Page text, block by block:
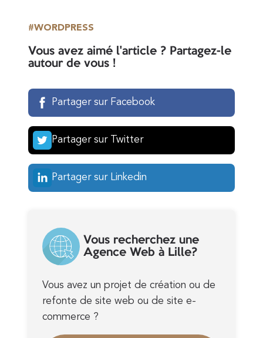
WORDPRESS
Vous avez aimé l'article ? Partagez-le
autour de vous !
Partager sur Facebook
Partager sur Twitter
Partager sur Linkedin
Vous recherchez une
Agence Web à Lille?
Vous avez un projet de création ou de
refonte de site web ou de site e-
commerce ?